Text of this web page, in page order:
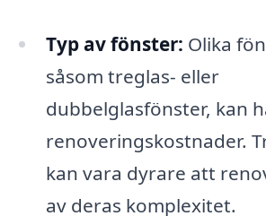
Typ av fönster: Olika
såsom treglas- eller
dubbelglasfönster, kan
renoveringskostnader.
kan vara dyrare att
av deras komplexitet.